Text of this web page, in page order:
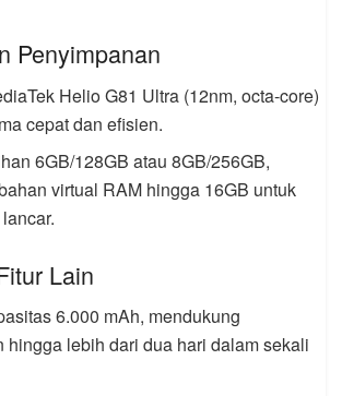
Penyimpanan
Helio G81 Ultra (12nm, octa-core)
cepat dan efisien.
6GB/128GB atau 8GB/256GB,
virtual RAM hingga 16GB untuk
Lain
6.000 mAh, mendukung
hingga lebih dari dua hari dalam sekali